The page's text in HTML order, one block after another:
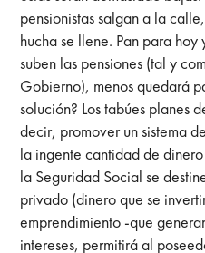
pensionistas salgan a la
hucha se llene. Pan para
suben las pensiones (tal y
Gobierno), menos quedará
solución? Los tabúes planes
decir, promover un sistema
la ingente cantidad de
la Seguridad Social se
privado (dinero que se
emprendimiento -que
intereses, permitirá al